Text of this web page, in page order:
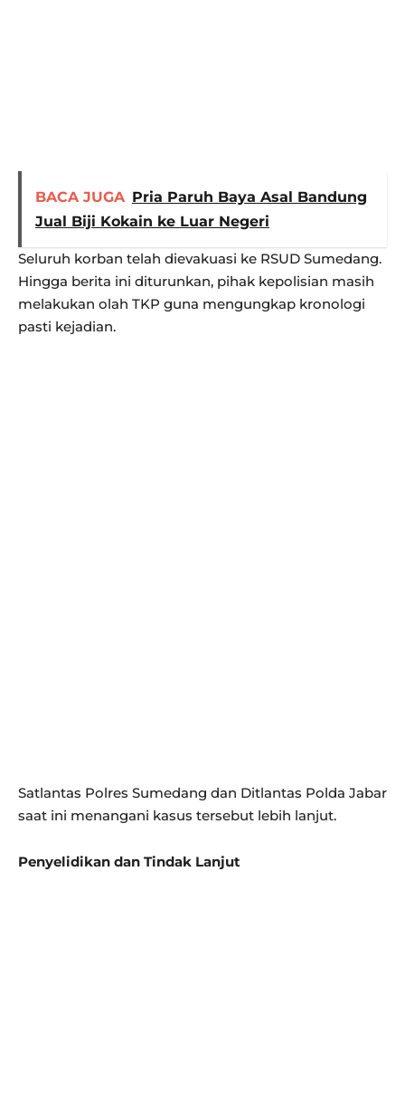
BACA JUGA Pria Paruh Baya Asal Bandung
Jual Biji Kokain ke Luar Negeri
Seluruh korban telah dievakuasi ke RSUD Sumedang.
Hingga berita ini diturunkan, pihak kepolisian masih
melakukan olah TKP guna mengungkap kronologi
pasti kejadian.
Satlantas Polres Sumedang dan Ditlantas Polda Jabar
saat ini menangani kasus tersebut lebih lanjut.
Penyelidikan dan Tindak Lanjut